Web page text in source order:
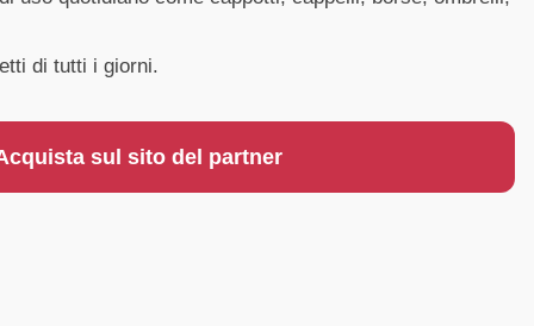
di tutti i giorni.
sul sito del partner